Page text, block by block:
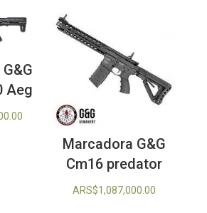
Aeg
Marcadora G&G
Cm16 predator
ARS$1,087,000.00